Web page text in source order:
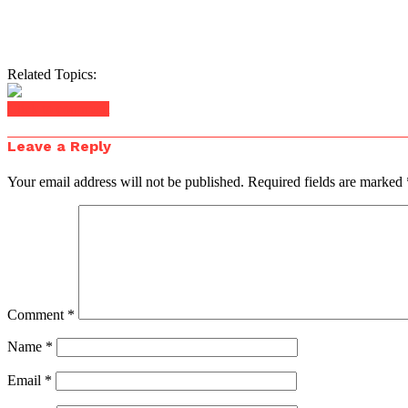
Related Topics:
Leave a Reply
Your email address will not be published. Required fields are marked
Comment *
Name *
Email *